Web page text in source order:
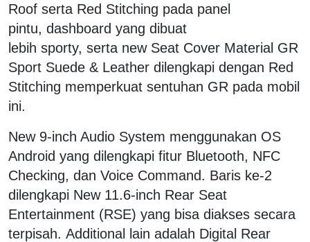
Roof serta Red Stitching pada panel
pintu, dashboard yang dibuat
lebih sporty, serta new Seat Cover Material GR
Sport Suede & Leather dilengkapi dengan Red
Stitching memperkuat sentuhan GR pada mobil
ini.
New 9-inch Audio System menggunakan OS
Android yang dilengkapi fitur Bluetooth, NFC
Checking, dan Voice Command. Baris ke-2
dilengkapi New 11.6-inch Rear Seat
Entertainment (RSE) yang bisa diakses secara
terpisah. Additional lain adalah Digital Rear